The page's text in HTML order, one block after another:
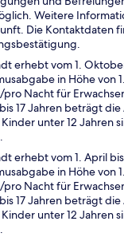
Weitere
Die Kontaktdaten
erhebt vom 1.
in Höhe von
pro Nacht für
17 Jahren beträgt
unter 12 Jahren
erhebt vom 1. April
in Höhe von
pro Nacht für
17 Jahren beträgt
unter 12 Jahren